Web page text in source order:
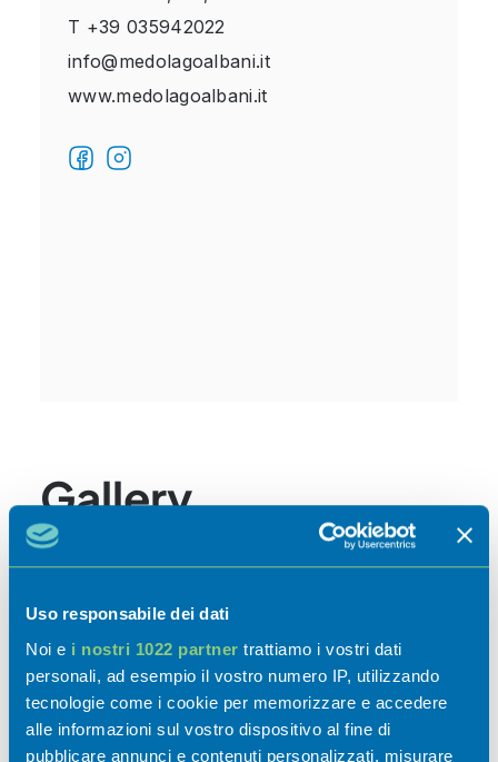
Uso responsabile dei dati
Noi e i nostri 1022 partner trattiamo i vostri dati
personali, ad esempio il vostro numero IP, utilizzando
tecnologie come i cookie per memorizzare e accedere
alle informazioni sul vostro dispositivo al fine di
pubblicare annunci e contenuti personalizzati, misurare
T +39 035942022
info@medolagoalbani.it
www.medolagoalbani.it
Gallery